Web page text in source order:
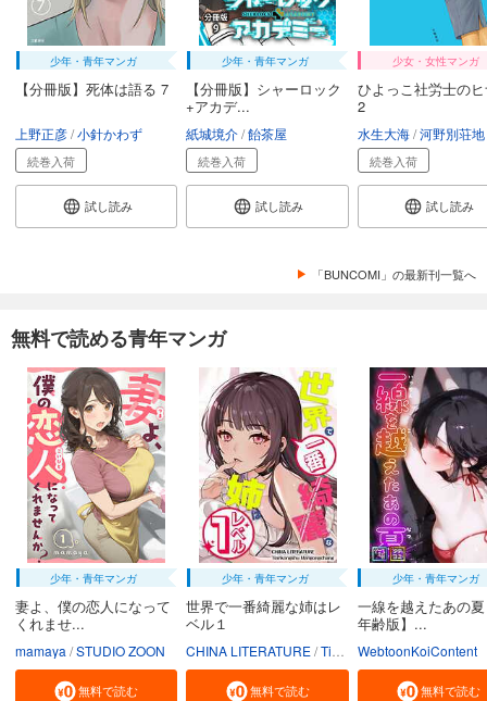
【分冊版】竜馬がゆく(32)
74円 (税込)
カート
あらすじを表示する
【分冊版】竜馬がゆく(33)
74円 (税込)
カート
試し読み
【分冊版】竜馬がゆく(34)
74円 (税込)
カート
試し読み
あらすじを表示する
【分冊版】竜馬がゆく(35)
74円 (税込)
カート
試し読み
あらすじを表示する
【分冊版】竜馬がゆく(36)
カート
少年・青年マンガ
【分冊版】死体は語る 7
上野正彦 小針かわず
続巻入荷
試し読み
少年・青年マンガ
【分冊版】シャーロック
+アカデ...
紙城境介 飴茶屋
続巻入荷
試し読み
少女・女性マンガ
ひよっこ社労士の
2
水生大海 河野別荘地
続巻入荷
試し読み
「BUNCOMI」の最新刊一覧へ
無料で読める青年マンガ
少年・青年マンガ
妻よ、僕の恋人になって
くれませ...
mamaya STUDIO ZOON
無料で読む
少年・青年マンガ
世界で一番綺麗な姉はレ
ベル１
CHINA LITERATURE Tiankongshu Mangongchang
無料で読む
少年・青年マンガ
一線を越えたあの
年齢版】...
WebtoonKoiContent
無料で読む